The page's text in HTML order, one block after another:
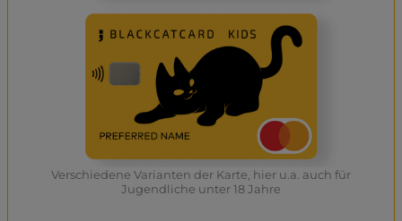
Verschiedene Varianten der Karte, hier u.a. auch für
Jugendliche unter 18 Jahre